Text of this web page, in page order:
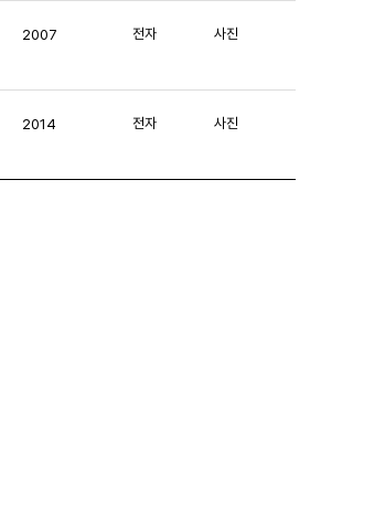
2007 전자 사진
2014 전자 사진